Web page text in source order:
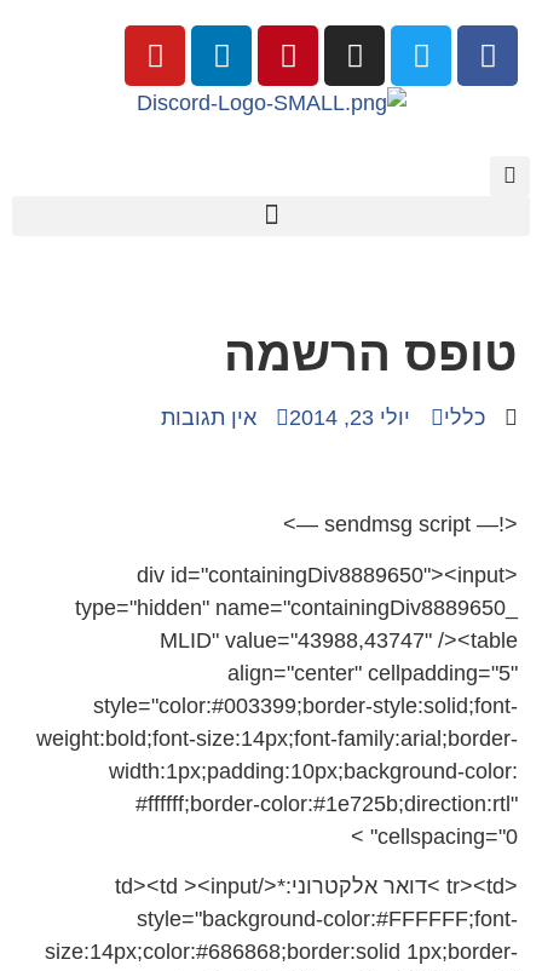
טופס הרשמה
כללי יולי 23, 2014 אין תגובות
<!— sendmsg script —>
<div id="containingDiv8889650"><
input
type="hidden" name="containingDiv8889650_
MLID" value="43988,43747" /><table
align="center" cellpadding="5"
style="color:#003399;border-style:solid;font-
weight:bold;font-size:14px;font-family:arial;border-
width:1px;padding:10px;background-color:
#ffffff;border-color:#1e725b;direction:rtl"
cellspacing="0" >
<tr><td >דואר אלקטרוני:*</td><td ><input
style="background-color:#FFFFFF;font-
size:14px;color:#686868;border:solid 1px;border-